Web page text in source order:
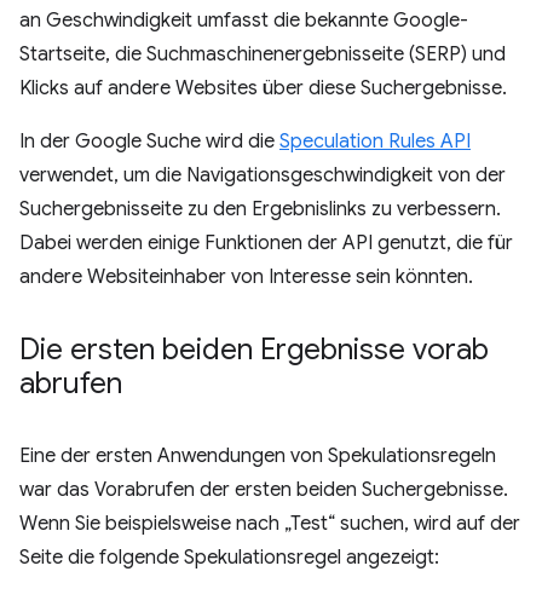
an Geschwindigkeit umfasst die bekannte Google-
Startseite, die Suchmaschinenergebnisseite (SERP) und
Klicks auf andere Websites über diese Suchergebnisse.
In der Google Suche wird die Speculation Rules API
verwendet, um die Navigationsgeschwindigkeit von der
Suchergebnisseite zu den Ergebnislinks zu verbessern.
Dabei werden einige Funktionen der API genutzt, die für
andere Websiteinhaber von Interesse sein könnten.
Die ersten beiden Ergebnisse vorab
abrufen
Eine der ersten Anwendungen von Spekulationsregeln
war das Vorabrufen der ersten beiden Suchergebnisse.
Wenn Sie beispielsweise nach „Test“ suchen, wird auf der
Seite die folgende Spekulationsregel angezeigt: